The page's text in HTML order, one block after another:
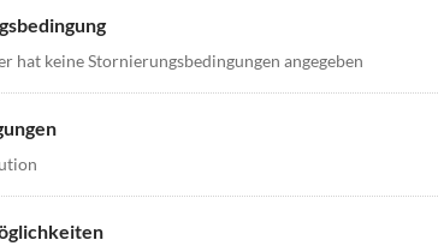
hat keine Stornierungsbedingungen angegeben